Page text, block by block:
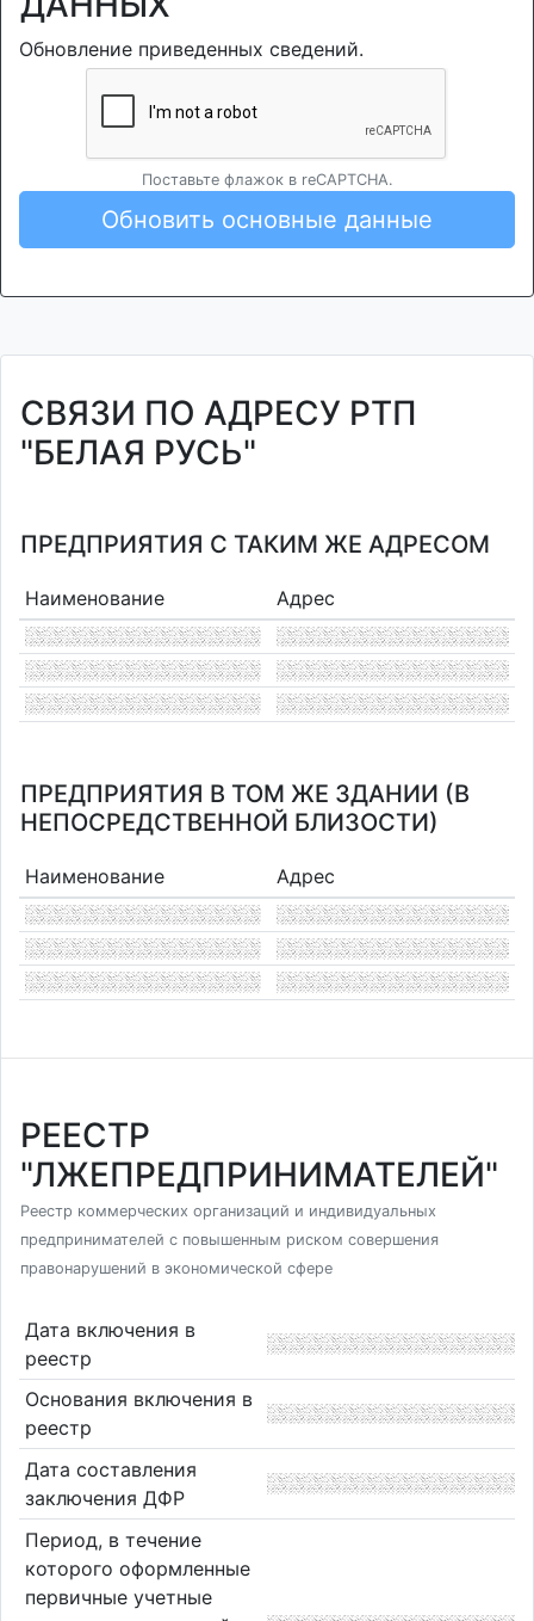
Обновление приведенных сведений.
Поставьте флажок в reCAPTCHA.
Обновить основные данные
СВЯЗИ ПО АДРЕСУ РТП
"БЕЛАЯ РУСЬ"
ПРЕДПРИЯТИЯ С ТАКИМ ЖЕ АДРЕСОМ
Наименование Адрес
ПРЕДПРИЯТИЯ В ТОМ ЖЕ ЗДАНИИ (В
НЕПОСРЕДСТВЕННОЙ БЛИЗОСТИ)
Наименование Адрес
РЕЕСТР
"ЛЖЕПРЕДПРИНИМАТЕЛЕЙ"
Реестр коммерческих организаций и индивидуальных
предпринимателей с повышенным риском совершения
правонарушений в экономической сфере
Дата включения в
реестр
Основания включения в
реестр
Дата составления
заключения ДФР
Период, в течение
которого оформленные
первичные учетные